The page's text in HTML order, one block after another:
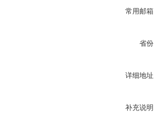
常用邮
省
详细地
补充说